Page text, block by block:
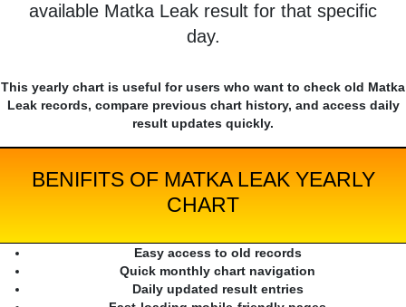
available Matka Leak result for that specific
day.
This yearly chart is useful for users who want to check old Matka
Leak records, compare previous chart history, and access daily
result updates quickly.
BENIFITS OF MATKA LEAK YEARLY
CHART
Easy access to old records
Quick monthly chart navigation
Daily updated result entries